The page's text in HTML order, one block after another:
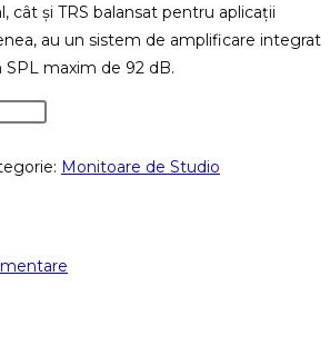
cât și TRS balansat pentru aplicații
au un sistem de amplificare integrat
maxim de 92 dB.
Monitoare de Studio